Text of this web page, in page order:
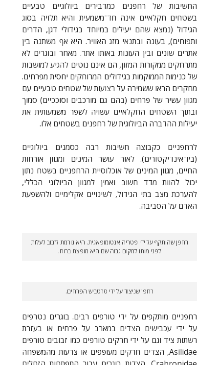
החשיבות של רחפנים כמדבירים ביולוגיים טבעיים
בשטחים חקלאיים אינה חד־משמעית והיא תלויה בסוג
הגידול (נמצא שהם יעילים במיוחד בגידולי דגן, הדרים
ותפוחים), בעונה ובתנאי מזג האוויר. היא אף משתנה בין
אתרים שונים ובין העונות באותו אתר. מאחר ובוגרים לא
מתרחקים ממקורות המזון, הם אינם נוטים להגיע למושבות
של כנימות הממוקמות בגידולים המרוחקים יחסית מפרחים.
מחקרים הראו ששמירה על רצועות של שטחים טבעיים עם
מגוון עשיר של פרחים (בהם גם מורכבים וסוככיים) סמוך
ובתוך השטחים החקלאיים עשויה לשפר משמעותית את
יעילות ההדברה הביולוגית של רחפנים בשטחים אלו.
לרחפניים כקבוצה חשיבות רבה כסמנים ביולוגיים
(ביו־אינדיקטורים). לאור עושר המינים ומגוון אורחות
החיים, מגוון המינים של אוכלוסיית הרחפניים בשטח נתון
יכול להוות מדד חשוב ואמין למגוון הביולוגי הכללי,
להערכת מצב בתי הגידול, לשינויים אקלימיים ולהשפעת
האדם על הסביבה.
רחפן שהותקף על ידי פטריה אנטומופאגית. היא גורמת לזבוב לעלות
לפני מותו למקום גבוה שם היא מופצת ברוח.
רחפן שניצוד על ידי סרטביש הפרחים.
רחפניים מותקפים על ידי טורפים רבים. בוגרים נטרפים
על ידי עכבישים הצדים במארב על פרחים או בעזרת
רשתות ציד וגם על ידי חרקים טורפים כמו זבובים טורפים
Asilidae, הצדים חרקים מעופפים או צרעות מהמשפחה